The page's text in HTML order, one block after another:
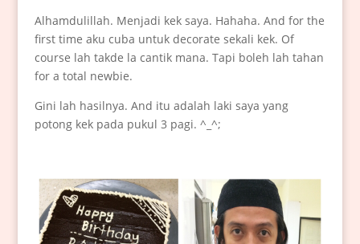
Alhamdulillah. Menjadi kek saya. Hahaha. And for the
first time aku cuba untuk decorate sekali kek. Of
course lah takde la cantik mana. Tapi boleh lah tahan
for a total newbie.
Gini lah hasilnya. And itu adalah laki saya yang
potong kek pada pukul 3 pagi. ^_^;